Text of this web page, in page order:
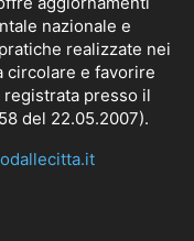
nazionale e
realizzate nei
circolare e favorire
registrata presso il
del 22.05.2007).